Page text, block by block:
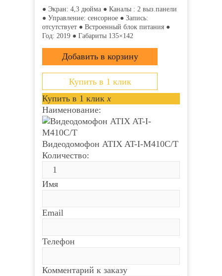
● Экран: 4,3 дюйма ● Каналы : 2 выз.панели
● Управление: сенсорное ● Запись:
отсутствует ● Встроенный блок питания ●
Год: 2019 ● Габариты 135×142
Купить в 1 клик
Купить в 1 клик x
Наименование:
Видеодомофон ATIX AT-I-М410C/T
Количество:
Имя
Email
Телефон
Комментарий к заказу